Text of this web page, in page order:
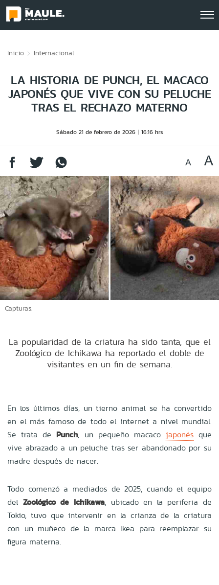
Inicio Internacional
LA HISTORIA DE PUNCH, EL MACACO
JAPONÉS QUE VIVE CON SU PELUCHE
TRAS EL RECHAZO MATERNO
Sábado 21 de febrero de 2026 16:16 hrs
Capturas.
La popularidad de la criatura ha sido tanta, que el
Zoológico de Ichikawa ha reportado el doble de
visitantes en un fin de semana.
En los últimos días, un tierno animal se ha convertido
en el más famoso de todo el internet a nivel mundial.
Se trata de Punch, un pequeño macaco japonésque
vive abrazado a un peluche tras ser abandonado por su
madre después de nacer.
Todo comenzó a mediados de 2025, cuando el equipo
del Zoológico de Ichikawa, ubicado en la periferia de
Tokio, tuvo que intervenir en la crianza de la criatura
con un muñeco de la marca Ikea para reemplazar su
figura materna.